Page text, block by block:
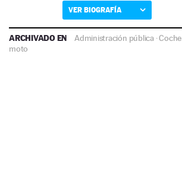
VER BIOGRAFÍA
ARCHIVADO EN Administración pública·Coche
moto